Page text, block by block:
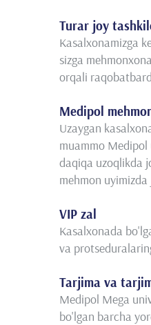
Turar joy
Kasalxonamizga
sizga
orqali
Medipol
Uzaygan
muammo
daqiqa uzoqlikda
mehmon
VIP zal
Kasalxonada
va
Tarjima va
Medipol Mega
bo'lgan barcha